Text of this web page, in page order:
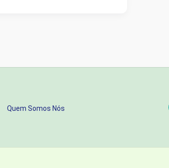
A
AQuem Somos Nós